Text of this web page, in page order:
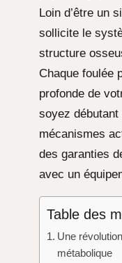
Loin d’être un
sollicite le
structure
Chaque foulée
profonde de
soyez
mécanismes
des garanties
avec un
Table des
Une
métabolique